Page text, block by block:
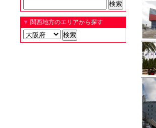
▼ 関西地方のエリアから探す